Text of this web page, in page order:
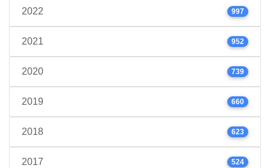
2022 997
2021 952
2020 739
2019 660
2018 623
2017 524